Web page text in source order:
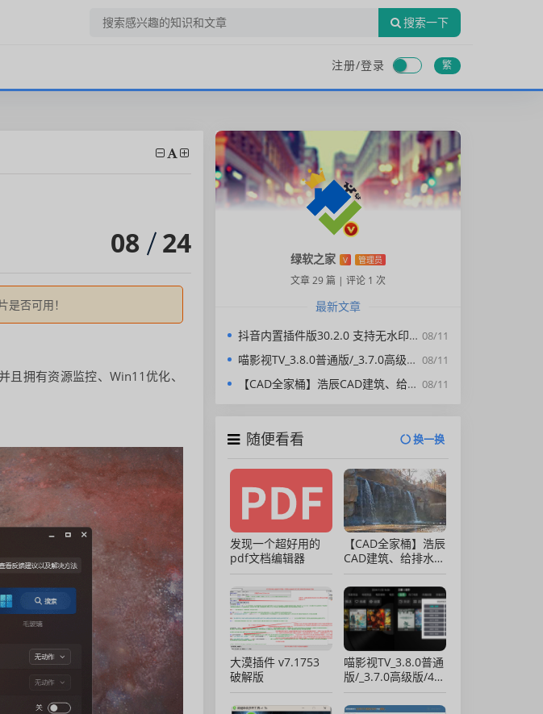
搜索一下
注册/登录 繁
08 24
是否可用！
拥有资源监控、Win11优化、
绿软之家 V 管理员
文章 29 篇 | 评论 1 次
最新文章
08/11
抖音内置插件版30.2.0 支持无水印下载视频，去广告，精简界面
08/11
喵影视TV_3.8.0普通版/_3.7.0高级版/4.X低版本完美适配/内置源/4K超清
08/11
【CAD全家桶】浩辰CAD建筑、给排水、暖通、电气、电力软件 安装包中文版，亲测可用！
随便看看 换一换
发现一个超好用的
pdf文档编辑器
【CAD全家桶】浩辰
CAD建筑、给排水、
暖通、电气、电力软
件 安装包中文版，
亲测可用！
大漠插件 v7.1753
破解版
喵影视TV_3.8.0普通
版/_3.7.0高级版/4.X
低版本完美适配/内
置源/4K超清